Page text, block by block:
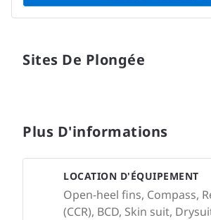
Sites De Plongée
Plus D'informations
LOCATION D'ÉQUIPEMENT
Open-heel fins, Compass,
(CCR), BCD, Skin suit,